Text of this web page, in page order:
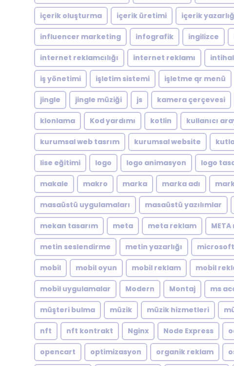
içerik oluşturma içerik üretimi içerik
influencer marketing infografik ingilizce
internet reklamcılığı internet reklamı intihal
iş yönetimi işletim sistemi işletme qr menü
jingle jingle müziği js kamera çerçevesi
klonlama Kod yardımı kotlin kullanıcı
kurumsal web tasrım kurumsal website
lise eğitimi logo logo animasyon logo
makale makro marka marka adı
masaüstü uygulamaları masaüstü yazılımlar
mekan tasarım meta meta reklam
metin seslendirme metin yazarlığı microsoft
mobil mobil oyun mobil reklam mobil
mobil uygulamalar Modern Montaj ms
müşteri bulma müzik müzik hizmetleri
nft nft kontrakt Nginx Node Express
opencart optimizasyon organik reklam